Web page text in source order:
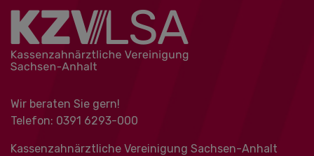
Wir beraten Sie gern!
Telefon: 0391 ‍6293-000
Kassenzahnärztliche Vereinigung Sachsen-Anhalt